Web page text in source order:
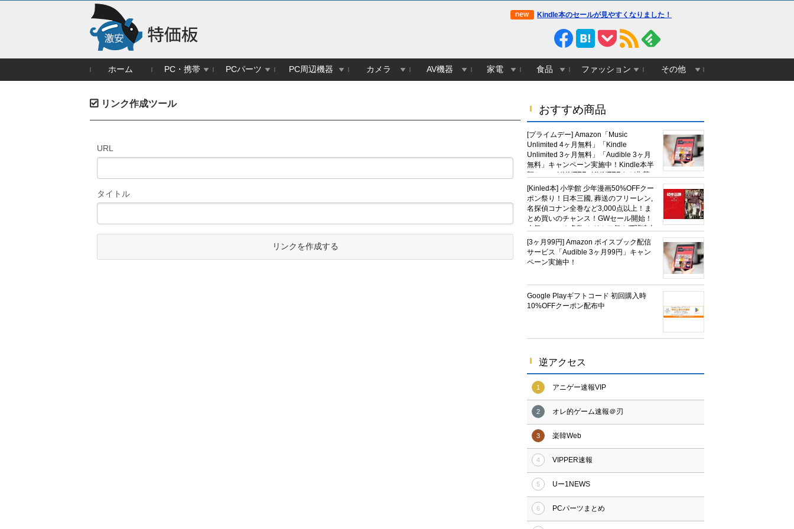
Kindle本のセールが見やすくなりました！
ホーム PC・携帯 PCパーツ PC周辺機器 カメラ AV機器 家電 食品 ファッション その他
おすすめ商品
[プライムデー] Amazon「Music
Unlimited 4ヶ月無料」「Kindle
Unlimited 3ヶ月無料」「Audible 3ヶ月
無料」キャンペーン実施中！Kindle本半
額セール HUNTER×HUNTERなど集英
社、無職転生,幼女戦記など
KADOKAWA、キャプテン翼100円セー
ルも！
[Kinled本] 小学館 少年漫画50%OFFクー
ポン祭り！日本三國, 葬送のフリーレン,
名探偵コナン全巻など3,000点以上！ま
とめ買いのチャンス！GWセール開始！
人気コミック多数 カドカワ祭やIT関連本
がセールに！
[3ヶ月99円] Amazon ボイスブック配信
サービス「Audible 3ヶ月99円」キャン
ペーン実施中！
Google Playギフトコード 初回購入時
10%OFFクーポン配布中
逆アクセス
1 アニゲー速報VIP
2 オレ的ゲーム速報＠刃
3 楽韓Web
4 VIPPER速報
5 Uー1NEWS
6 PCパーツまとめ
リンク作成ツール
URL
タイトル
リンクを作成する